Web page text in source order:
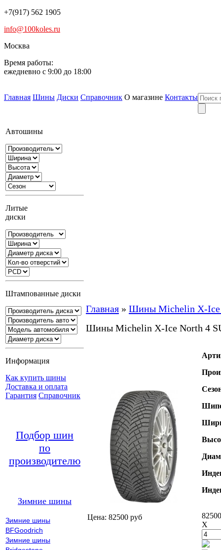
+7(917) 562 1905
info@100koles.ru
Москва
Время работы:
ежедневно с 9:00 до 18:00
Главная Шины Диски Справочник О магазине Контакты
Автошины
Литые
диски
Штампованные диски
Информация
Как купить шины
Доставка и оплата
Гарантия Справочник
Подбор шин
по
производителю
Зимние шины
Зимние шины
BFGoodrich
Зимние шины
Главная » Шины Michelin X-Ice
Шины Michelin X-Ice North 4
Цена: 82500 руб
X